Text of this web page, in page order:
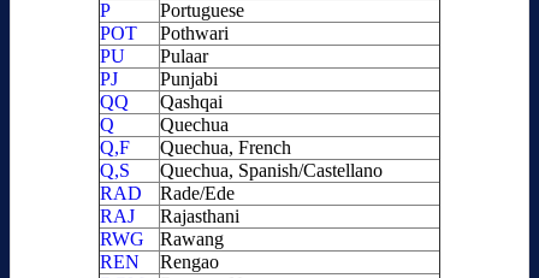
P
Portuguese
POT
Pothwari
PU
Pulaar
PJ
Punjabi
QQ
Qashqai
Q
Quechua
Q,F
Quechua, French
Q,S
Quechua, Spanish/Castellano
RAD
Rade/Ede
RAJ
Rajasthani
RWG
Rawang
REN
Rengao